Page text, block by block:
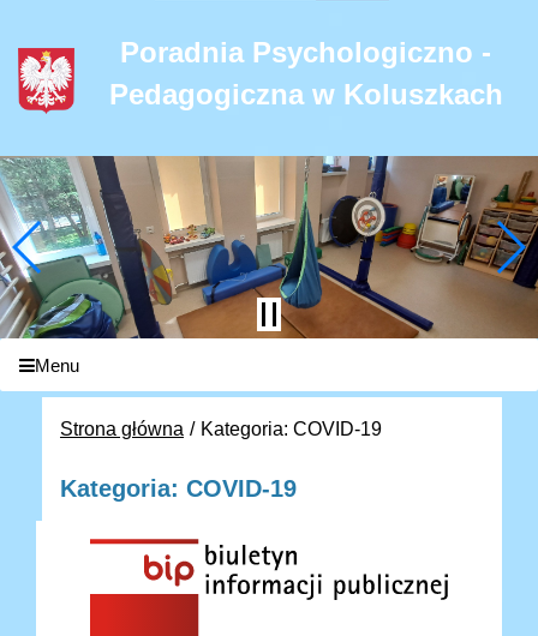
Poradnia Psychologiczno -
Pedagogiczna w Koluszkach
Menu
Strona główna Kategoria: COVID-19
Kategoria: COVID-19